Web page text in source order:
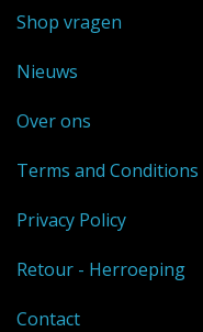
Shop vragen
Nieuws
Over ons
Terms and Conditions
Privacy Policy
Retour - Herroeping
Contact